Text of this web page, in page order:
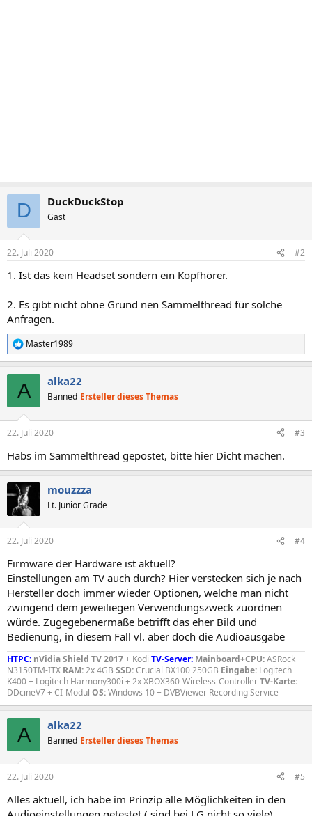
D DuckDuckStop
Gast
22. Juli 2020 #2
1. Ist das kein Headset sondern ein Kopfhörer.
2. Es gibt nicht ohne Grund nen Sammelthread für solche
Anfragen.
R
e
e
:
Master1989
A alka22
Banned Ersteller dieses Themas
22. Juli 2020 #3
Habs im Sammelthread gepostet, bitte hier Dicht machen.
mouzzza
Lt. Junior Grade
22. Juli 2020 #4
Firmware der Hardware ist aktuell?
Einstellungen am TV auch durch? Hier verstecken sich je nach
Hersteller doch immer wieder Optionen, welche man nicht
zwingend dem jeweiliegen Verwendungszweck zuordnen
würde. Zugegebenermaße betrifft das eher Bild und
Bedienung, in diesem Fall vl. aber doch die Audioausgabe
HTPC: nVidia Shield TV 2017+ Kodi TV-Server: Mainboard+CPU:ASRock
N3150TM-ITX RAM:2x 4GB SSD:Crucial BX100 250GB Eingabe: Logitech
K400 + Logitech Harmony300i + 2x XBOX360-Wireless-ControllerTV-Karte:
DDcineV7 + CI-Modul OS:Windows 10 + DVBViewer Recording Service
A alka22
Banned Ersteller dieses Themas
22. Juli 2020 #5
Alles aktuell, ich habe im Prinzip alle Möglichkeiten in den